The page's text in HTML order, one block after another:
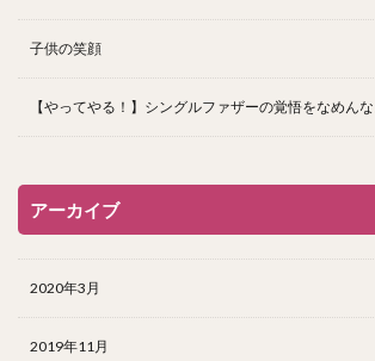
子供の笑顔
【やってやる！】シングルファザーの覚悟をなめんな
アーカイブ
2020年3月
2019年11月